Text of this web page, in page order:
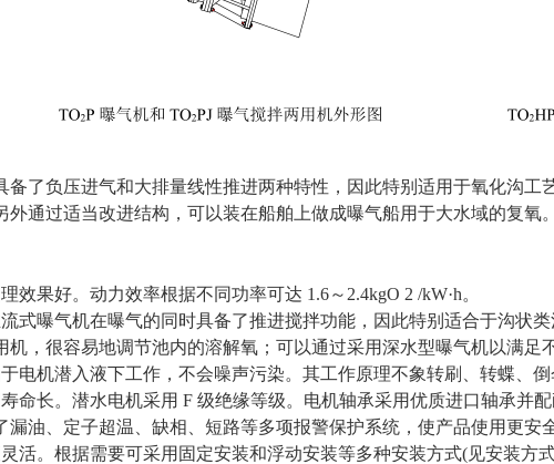
备了负压进气和大排量线性推进两种特性，因此特别适用于氧化沟
外通过适当改进结构，可以装在船舶上做成曝气船用于大水域的复氧。
效果好。动力效率根据不同功率可达 1.6～2.4kgO 2 /kW·h。
式曝气机在曝气的同时具备了推进搅拌功能，因此特别适合于沟状
机，很容易地调节池内的溶解氧；可以通过采用深水型曝气机以满足
电机潜入液下工作，不会噪声污染。其工作原理不象转刷、转蝶、
命长。潜水电机采用 F 级绝缘等级。电机轴承采用优质进口轴承并
漏油、定子超温、缺相、短路等多项报警保护系统，使产品使用更安
活。根据需要可采用固定安装和浮动安装等多种安装方式(见安装方